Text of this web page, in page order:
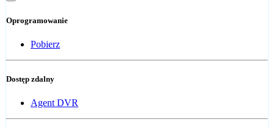
Oprogramowanie
Pobierz
Dostęp zdalny
Agent DVR